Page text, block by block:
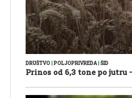
DRUŠTVO POLJOPRIVREDA| ŠID
Prinos od 6,3 tone po jutru